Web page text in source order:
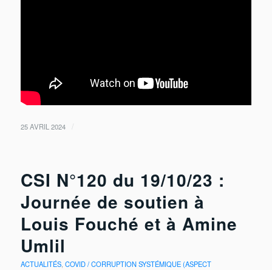
25 AVRIL 2024 /
CSI N°120 du 19/10/23 :
Journée de soutien à
Louis Fouché et à Amine
Umlil
ACTUALITÉS, COVID / CORRUPTION SYSTÉMIQUE (ASPECT